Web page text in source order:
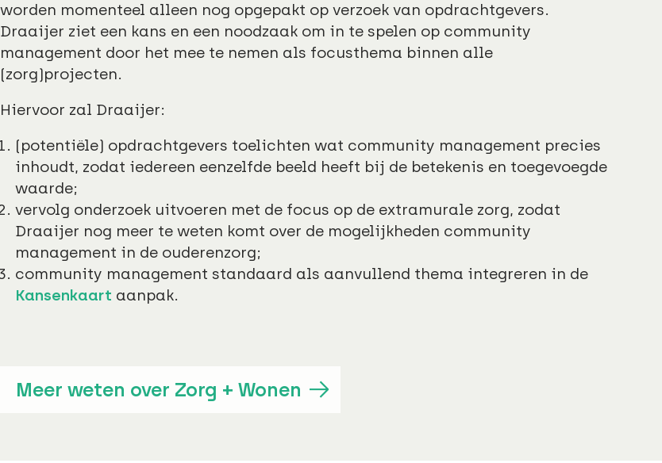
worden momenteel alleen nog opgepakt op verzoek van opdrachtgevers.
Draaijer ziet een kans en een noodzaak om in te spelen op community
management door het mee te nemen als focusthema binnen alle
(zorg)projecten.
Hiervoor zal Draaijer:
(potentiële) opdrachtgevers toelichten wat community management precies
inhoudt, zodat iedereen eenzelfde beeld heeft bij de betekenis en toegevoegde
waarde;
vervolg onderzoek uitvoeren met de focus op de extramurale zorg, zodat
Draaijer nog meer te weten komt over de mogelijkheden community
management in de ouderenzorg;
community management standaard als aanvullend thema integreren in de
Kansenkaart aanpak.
Meer weten over Zorg + Wonen